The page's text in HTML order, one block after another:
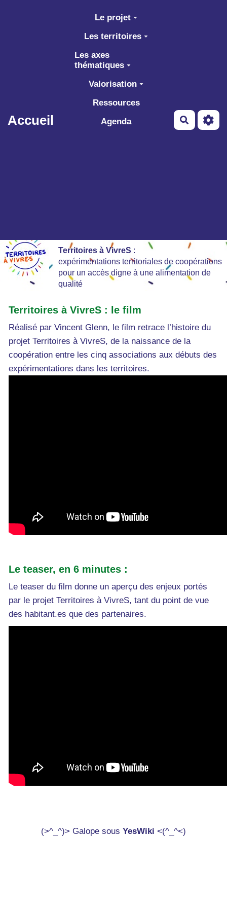
Aller au contenu principal
Accueil
Le projet
Les territoires
Les axes
thématiques
Valorisation
Ressources
Agenda
Territoires à VivreS :
expérimentations territoriales de coopérations
pour un accès digne à une alimentation de
qualité
Territoires à VivreS : le film
Réalisé par Vincent Glenn, le film retrace l’histoire du
projet Territoires à VivreS, de la naissance de la
coopération entre les cinq associations aux débuts des
expérimentations dans les territoires.
Le teaser, en 6 minutes :
Le teaser du film donne un aperçu des enjeux portés
par le projet Territoires à VivreS, tant du point de vue
des habitant.es que des partenaires.
(>^_^)> Galope sous YesWiki <(^_^<)